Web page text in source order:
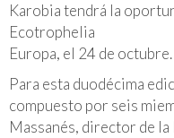
Karobia tendrá la
Ecotrophelia
Europa, el 24 de octubre.
Para esta duodécima
compuesto por seis
Massanés, director de